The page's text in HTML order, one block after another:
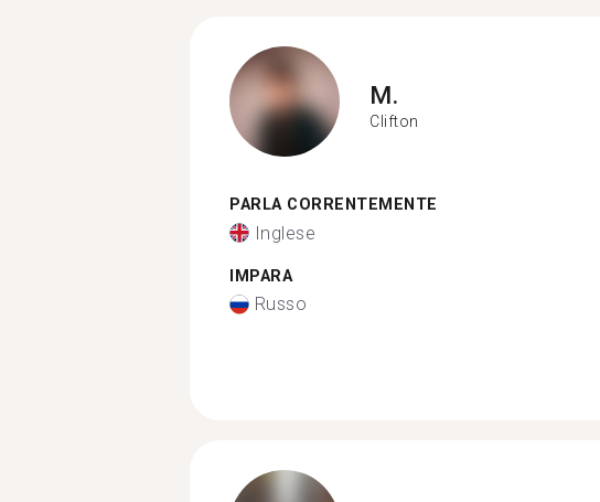
M.
Clifton
PARLA CORRENTEMENTE
Inglese
IMPARA
Russo